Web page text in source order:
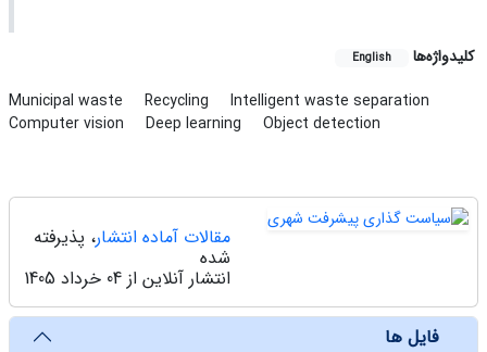
کلیدواژه‌ها English
Municipal waste Recycling
Intelligent waste separation
Computer vision
Deep learning Object detection
مقالات آماده انتشار، پذیرفته
شده
انتشار آنلاین از 04 خرداد 1405
فایل ها